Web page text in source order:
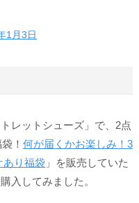
1月3日
レットシューズ」で、2点
！ 何が届くかお楽しみ！3
あり福袋 」を販売していた
入してみました。